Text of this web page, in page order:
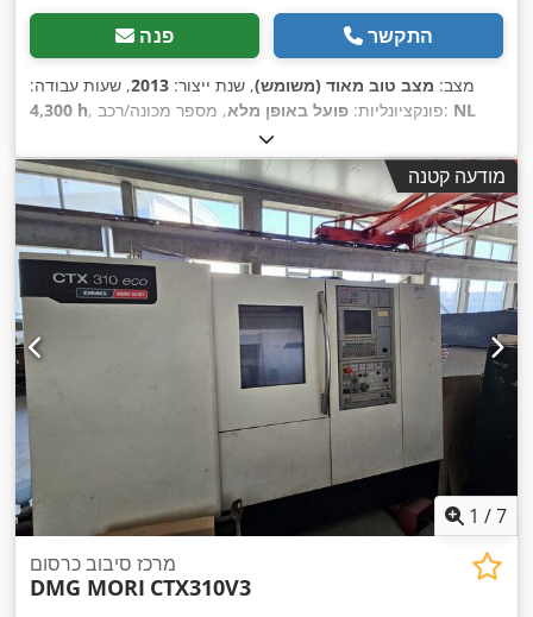
פנה התקשר
מצב: מצב טוב מאוד (משומש), שנת ייצור: 2013, שעות עבודה:
4,300 h
, פונקציונליות: פועל באופן מלא , מספר מכונה/רכב: NL
מודעה קטנה
1 /7
מרכז סיבוב כרסום
DMG MORI CTX310V3